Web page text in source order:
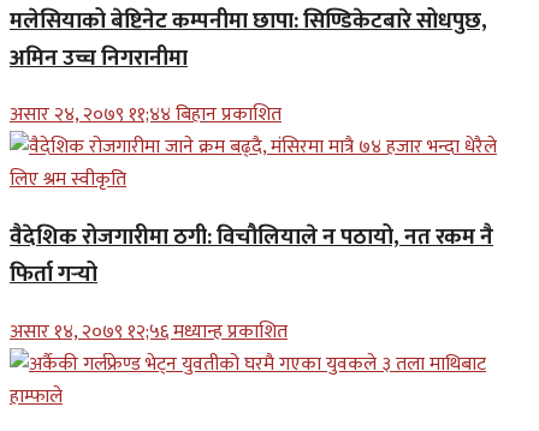
मलेसियाको बेष्टिनेट कम्पनीमा छापा: सिण्डिकेटबारे सोधपुछ,
अमिन उच्च निगरानीमा
असार २४, २०७९ ११;४४ बिहान प्रकाशित
वैदेशिक रोजगारीमा ठगी: विचौलियाले न पठायो, नत रकम नै
फिर्ता गर्‍यो
असार १४, २०७९ १२;५६ मध्यान्ह प्रकाशित